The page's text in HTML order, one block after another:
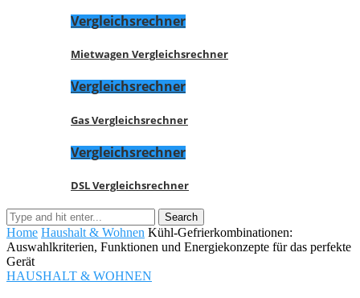
Vergleichsrechner
Mietwagen Vergleichsrechner
Vergleichsrechner
Gas Vergleichsrechner
Vergleichsrechner
DSL Vergleichsrechner
Home Haushalt & Wohnen Kühl-Gefrierkombinationen:
Auswahlkriterien, Funktionen und Energiekonzepte für das perfekte
Gerät
HAUSHALT & WOHNEN